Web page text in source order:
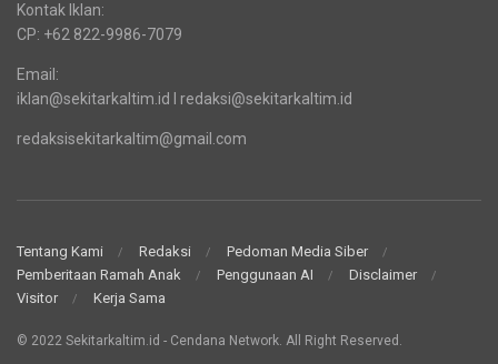
Kontak Iklan:
CP: +62 822-9986-7079
Email:
iklan@sekitarkaltim.id I redaksi@sekitarkaltim.id
redaksisekitarkaltim@gmail.com
Tentang Kami Redaksi
Pedoman Media Siber
Pemberitaan Ramah Anak
Penggunaan AI
Disclaimer
Visitor
Kerja Sama
© 2022 Sekitarkaltim.id - Cendana Network. All Right Reserved.